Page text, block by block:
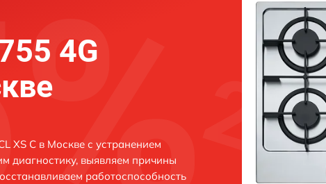
4G
XS C в Москве с устранением
диагностику, выявляем причины
работоспособность